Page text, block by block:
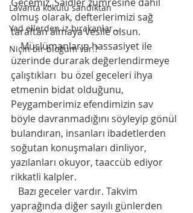
Lavanta kokulu sandıktan
Yad ellerden iz bırakanlar...
Niçin bir bloğum var.?
olmuş olarak, defterlerimizi sağ
taraftan almaya vesile olsun.
Müslümanların hassasiyet ile
üzerinde durarak değerlendirmeye
çalıştıkları  bu özel geceleri ihya
etmenin bidat olduğunu,
Peygamberimiz efendimizin sav
böyle davranmadığını söyleyip gönül
bulandıran, insanları ibadetlerden
soğutan konuşmaları dinliyor,
yazılanları okuyor, taaccüb ediyor
rikkatli kalpler.
Bazı geceler vardır. Takvim
yaprağında diğer sayılı günlerden